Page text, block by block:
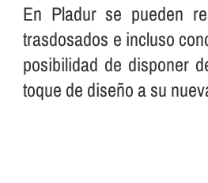
En Pladur se pueden
trasdosados e incluso
posibilidad de disponer
toque de diseño a su